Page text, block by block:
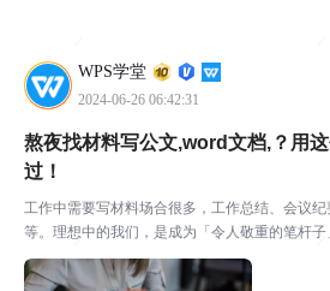
WPS学堂
2024-06-26 06:42:31
熬夜找材料写公文,word文档,？用
过！
工作中需要写材料场合很多，工作总结、会议
等。理想中的我们，是成为「令人敬重的笔杆
政财会、才思敏捷、倚马可待，下笔如有神。
在职场摸爬滚打多年，每到要写工作总结时，那